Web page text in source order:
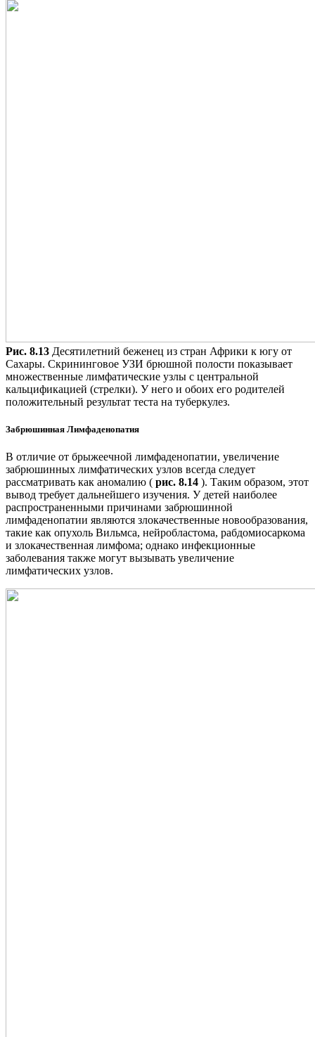
Рис. 8.13 Десятилетний беженец из стран Африки к югу от
Сахары. Скрининговое УЗИ брюшной полости показывает
множественные лимфатические узлы с центральной
кальцификацией (стрелки). У него и обоих его родителей
положительный результат теста на туберкулез.
Забрюшинная Лимфаденопатия
В отличие от брыжеечной лимфаденопатии, увеличение
забрюшинных лимфатических узлов всегда следует
рассматривать как аномалию ( рис. 8.14 ). Таким образом, этот
вывод требует дальнейшего изучения. У детей наиболее
распространенными причинами забрюшинной
лимфаденопатии являются злокачественные новообразования,
такие как опухоль Вильмса, нейробластома, рабдомиосаркома
и злокачественная лимфома; однако инфекционные
заболевания также могут вызывать увеличение
лимфатических узлов.